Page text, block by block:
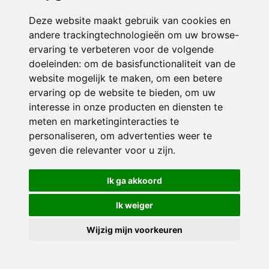
Deze website maakt gebruik van cookies en
andere trackingtechnologieën om uw browse-
ervaring te verbeteren voor de volgende
doeleinden: om de basisfunctionaliteit van de
website mogelijk te maken, om een betere
ervaring op de website te bieden, om uw
interesse in onze producten en diensten te
meten en marketinginteracties te
personaliseren, om advertenties weer te
geven die relevanter voor u zijn.
Ik ga akkoord
Ik weiger
Wijzig mijn voorkeuren
© 2026 Sint Jozef | Alle rechten voorbehouden
Privacy policy|Disclaimer| Klachtenregeling|RSIN en Anbi
voorkeuren
Crealisatie The MindOffice